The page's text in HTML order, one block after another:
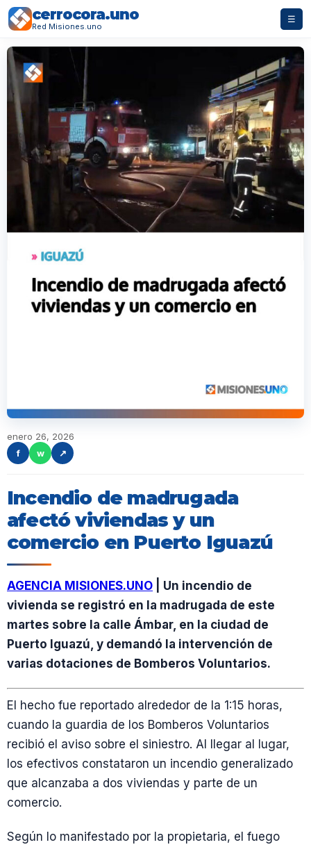
cerrocora.uno
Red Misiones.uno
☰
enero 26, 2026
f
w ↗
Incendio de madrugada
afectó viviendas y un
comercio en Puerto Iguazú
AGENCIA MISIONES.UNO | Un incendio de
vivienda se registró en la madrugada de este
martes sobre la calle Ámbar, en la ciudad de
Puerto Iguazú, y demandó la intervención de
varias dotaciones de Bomberos Voluntarios.
El hecho fue reportado alrededor de la 1:15 horas,
cuando la guardia de los Bomberos Voluntarios
recibió el aviso sobre el siniestro. Al llegar al lugar,
los efectivos constataron un incendio generalizado
que alcanzaba a dos viviendas y parte de un
comercio.
Según lo manifestado por la propietaria, el fuego